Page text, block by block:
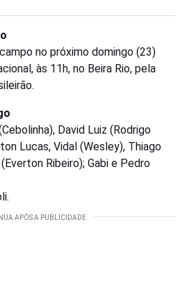
no próximo domingo (23)
às 11h, no Beira Rio, pela
David Luiz (Rodrigo
Lucas, Vidal (Wesley), Thiago
Ribeiro); Gabi e Pedro